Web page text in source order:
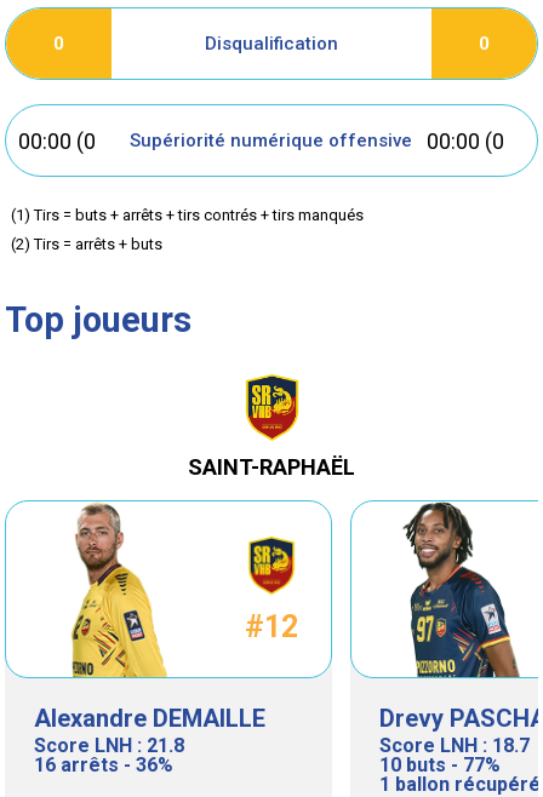
0 Disqualification 0
00:00 (0
but
Supériorité numérique offensive 00:00 (0
(1) Tirs = buts + arrêts + tirs contrés + tirs manqués
(2) Tirs = arrêts + buts
Top joueurs
SAINT-RAPHAËL
#12
Alexandre DEMAILLE
Score LNH : 21.8
16 arrêts - 36%
Drevy
Score LNH : 18.7
10 buts - 77%
1 ballon récupéré